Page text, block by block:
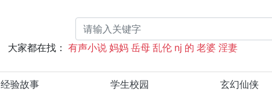
大家都在找： 有声小说 妈妈 岳母 乱伦 nj 的 老婆 淫妻
经验故事 学生校园 玄幻仙侠